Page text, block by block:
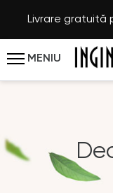
Livrare gratuită
MENIU